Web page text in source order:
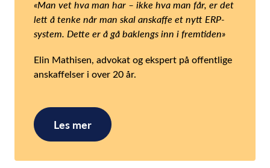
«Man vet hva man har – ikke hva man får, er det
lett å tenke når man skal anskaffe et nytt ERP-
system. Dette er å gå baklengs inn i fremtiden»
Elin Mathisen, advokat og ekspert på offentlige
anskaffelser i over 20 år.
Les mer